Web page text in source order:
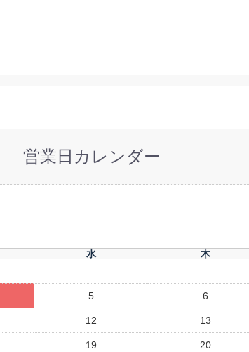
営業日カレンダー
水 木
5 6
12 13
19 20